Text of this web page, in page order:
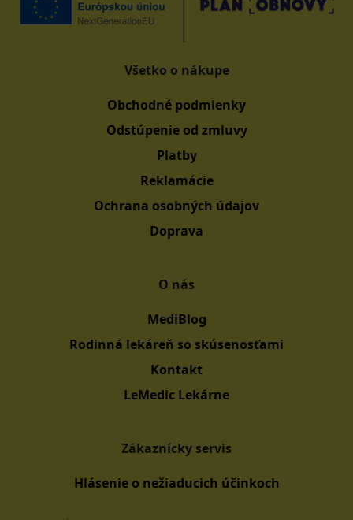
Všetko o nákupe
Obchodné podmienky
Odstúpenie od zmluvy
Platby
Reklamácie
Ochrana osobných údajov
Doprava
O nás
MediBlog
Rodinná lekáreň so skúsenosťami
Kontakt
LeMedic Lekárne
Zákaznícky servis
Hlásenie o nežiaducich účinkoch